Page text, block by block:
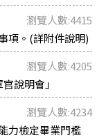
瀏覽人數:4415
項。(詳附件說明)
瀏覽人數:4205
說明會」
瀏覽人數:4234
力檢定畢業門檻